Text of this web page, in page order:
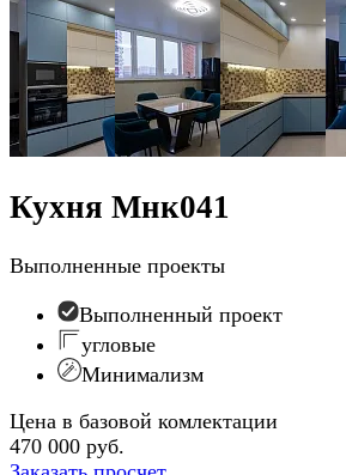
Кухня Мнк041
Выполненные проекты
Выполненный проект
угловые
Минимализм
Цена в базовой комлектации
470 000 руб.